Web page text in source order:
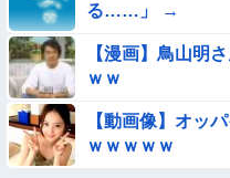
【動画】広島に落とされた
ら・・・
【動画】デブの喧嘩 ガチ
【動画】力士さん、ボクサ
る……」 →
【漫画】鳥山明
ｗｗ
【動画像】オッ
ｗｗｗｗｗ